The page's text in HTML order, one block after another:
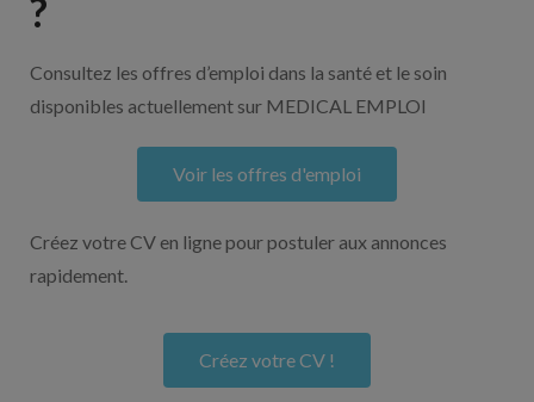
?
Consultez les offres d’emploi dans la santé et le soin
disponibles actuellement sur MEDICAL EMPLOI
Voir les offres d'emploi
Créez votre CV en ligne pour postuler aux annonces
rapidement.
Créez votre CV !